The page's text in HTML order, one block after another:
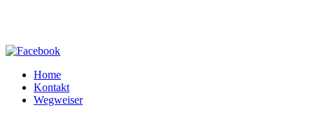
Home
Kontakt
Wegweiser